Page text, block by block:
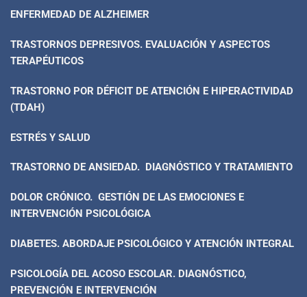
ENFERMEDAD DE ALZHEIMER
TRASTORNOS DEPRESIVOS. EVALUACIÓN Y ASPECTOS
TERAPÉUTICOS
TRASTORNO POR DÉFICIT DE ATENCIÓN E HIPERACTIVIDAD
(TDAH)
ESTRÉS Y SALUD
TRASTORNO DE ANSIEDAD. DIAGNÓSTICO Y TRATAMIENTO
DOLOR CRÓNICO. GESTIÓN DE LAS EMOCIONES E
INTERVENCIÓN PSICOLÓGICA
DIABETES. ABORDAJE PSICOLÓGICO Y ATENCIÓN INTEGRAL
PSICOLOGÍA DEL ACOSO ESCOLAR. DIAGNÓSTICO,
PREVENCIÓN E INTERVENCIÓN